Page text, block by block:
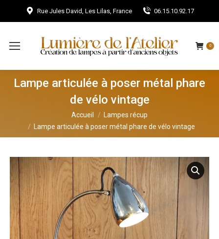
Rue Jules David, Les Lilas, France 06.15.10.92.17
0
Lampe articulée à poser métal phare
de vélo vintage
Accueil
Lampes récup
Lampe articulée à poser métal phare de vélo vintage